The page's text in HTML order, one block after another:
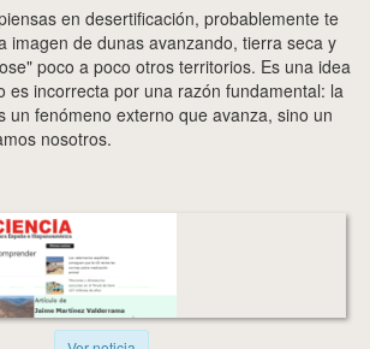
en desertificación, probablemente te
imagen de dunas avanzando, tierra seca y
poco a poco otros territorios. Es una idea
es incorrecta por una razón fundamental: la
un fenómeno externo que avanza, sino un
nosotros.